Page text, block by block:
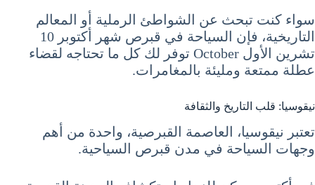
سواء كنت تبحث عن الشواطئ الرملية أو المعالم
التاريخية، فإن السياحة في قبرص شهر أكتوبر 10
تشرين الأول October توفر لك كل ما تحتاجه لقضاء
عطلة ممتعة ومليئة بالمغامرات.
نيقوسيا: قلب التاريخ والثقافة
تعتبر نيقوسيا، العاصمة القبرصية، واحدة من أهم
وجهات السياحة في مدن قبرص السياحية.